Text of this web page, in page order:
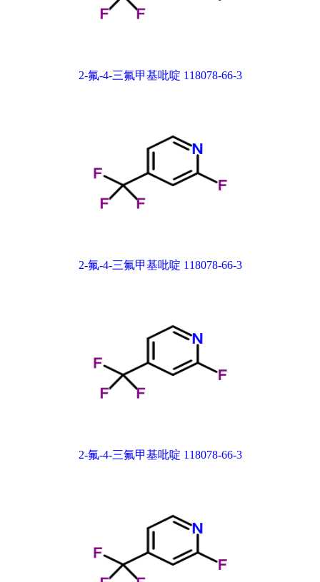
2-氟-4-三氟甲基吡啶 118078-66-3
2-氟-4-三氟甲基吡啶 118078-66-3
2-氟-4-三氟甲基吡啶 118078-66-3